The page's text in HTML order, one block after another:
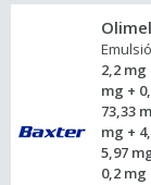
2,2 mg
mg +
73,33
mg +
5,97
0,2 mg